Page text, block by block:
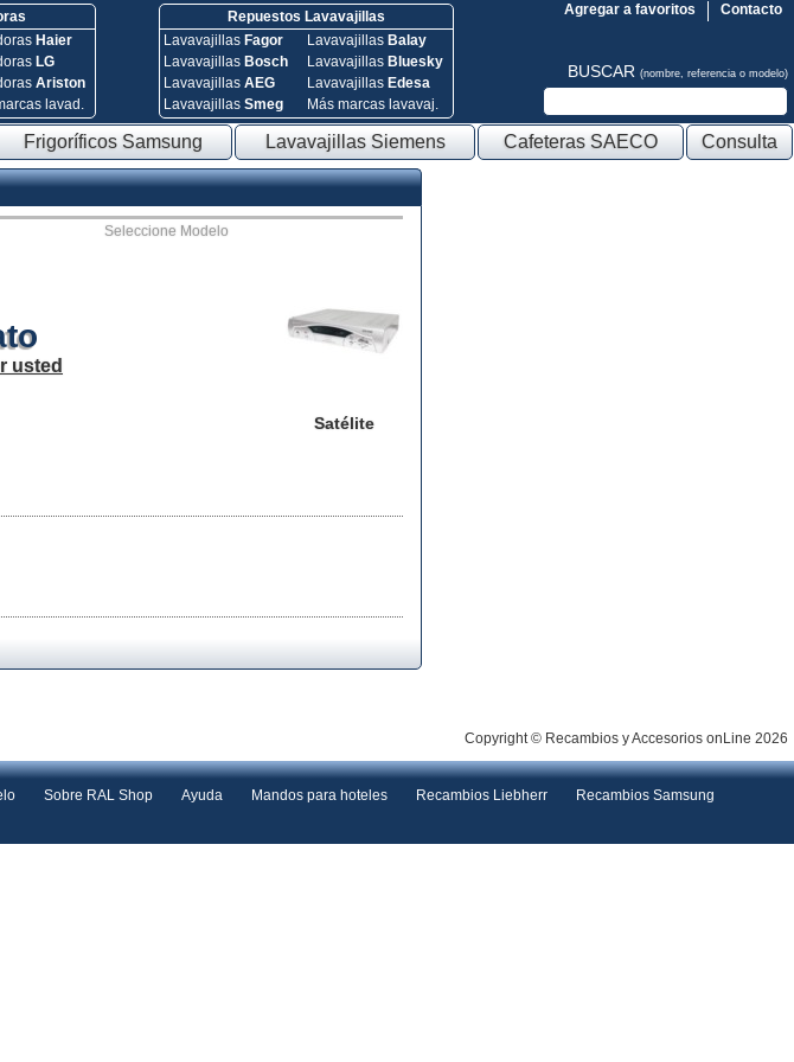
Haier
LG
Ariston
lavad.
Repuestos Lavavajillas
Lavavajillas Fagor
Lavavajillas Bosch
Lavavajillas AEG
Lavavajillas Smeg
Lavavajillas Balay
Lavavajillas Bluesky
Lavavajillas Edesa
Más marcas lavavaj.
Contacto
Agregar a favoritos
BUSCAR (nombre, referencia o modelo)
Frigoríficos Samsung Lavavajillas Siemens Cafeteras SAECO Consulta
Seleccione Modelo
Satélite
usted
Copyright © Recambios y Accesorios onLine 2026
Sobre RAL Shop Ayuda Mandos para hoteles Recambios Liebherr
Recambios Samsung